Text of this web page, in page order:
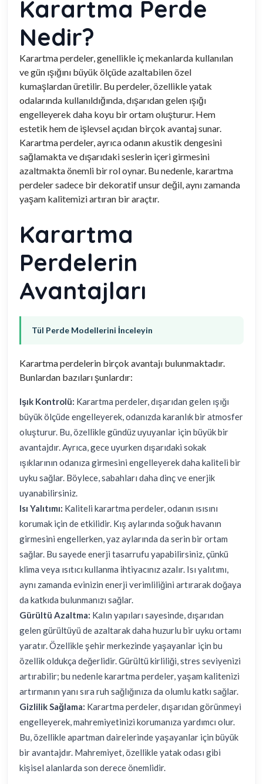
Karartma Perde
Nedir?
Karartma perdeler, genellikle iç mekanlarda kullanılan
ve gün ışığını büyük ölçüde azaltabilen özel
kumaşlardan üretilir. Bu perdeler, özellikle yatak
odalarında kullanıldığında, dışarıdan gelen ışığı
engelleyerek daha koyu bir ortam oluşturur. Hem
estetik hem de işlevsel açıdan birçok avantaj sunar.
Karartma perdeler, ayrıca odanın akustik dengesini
sağlamakta ve dışarıdaki seslerin içeri girmesini
azaltmakta önemli bir rol oynar. Bu nedenle, karartma
perdeler sadece bir dekoratif unsur değil, aynı zamanda
yaşam kalitemizi artıran bir araçtır.
Karartma
Perdelerin
Avantajları
Tül Perde Modellerini İnceleyin
Karartma perdelerin birçok avantajı bulunmaktadır.
Bunlardan bazıları şunlardır:
Işık Kontrolü: Karartma perdeler, dışarıdan gelen ışığı
büyük ölçüde engelleyerek, odanızda karanlık bir atmosfer
oluşturur. Bu, özellikle gündüz uyuyanlar için büyük bir
avantajdır. Ayrıca, gece uyurken dışarıdaki sokak
ışıklarının odanıza girmesini engelleyerek daha kaliteli bir
uyku sağlar. Böylece, sabahları daha dinç ve enerjik
uyanabilirsiniz.
Isı Yalıtımı: Kaliteli karartma perdeler, odanın ısısını
korumak için de etkilidir. Kış aylarında soğuk havanın
girmesini engellerken, yaz aylarında da serin bir ortam
sağlar. Bu sayede enerji tasarrufu yapabilirsiniz, çünkü
klima veya ısıtıcı kullanma ihtiyacınız azalır. Isı yalıtımı,
aynı zamanda evinizin enerji verimliliğini artırarak doğaya
da katkıda bulunmanızı sağlar.
Gürültü Azaltma: Kalın yapıları sayesinde, dışarıdan
gelen gürültüyü de azaltarak daha huzurlu bir uyku ortamı
yaratır. Özellikle şehir merkezinde yaşayanlar için bu
özellik oldukça değerlidir. Gürültü kirliliği, stres seviyenizi
artırabilir; bu nedenle karartma perdeler, yaşam kalitenizi
artırmanın yanı sıra ruh sağlığınıza da olumlu katkı sağlar.
Gizlilik Sağlama: Karartma perdeler, dışarıdan görünmeyi
engelleyerek, mahremiyetinizi korumanıza yardımcı olur.
Bu, özellikle apartman dairelerinde yaşayanlar için büyük
bir avantajdır. Mahremiyet, özellikle yatak odası gibi
kişisel alanlarda son derece önemlidir.